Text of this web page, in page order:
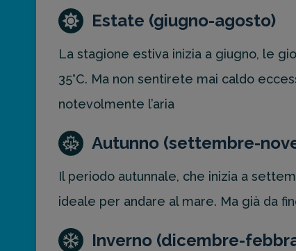
Estate (giugno-agosto)
La stagione estiva inizia a giugno, le
35°C. Ma non sentirete mai caldo
notevolmente l’aria
Autunno (settembre-
Il periodo autunnale, che inizia a
ideale per andare al mare. Ma già da
Inverno (dicembre-